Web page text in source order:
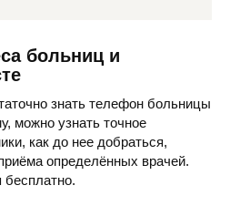
больниц и
знать телефон больницы
можно узнать точное
как до нее добраться,
определённых врачей.
бесплатно.